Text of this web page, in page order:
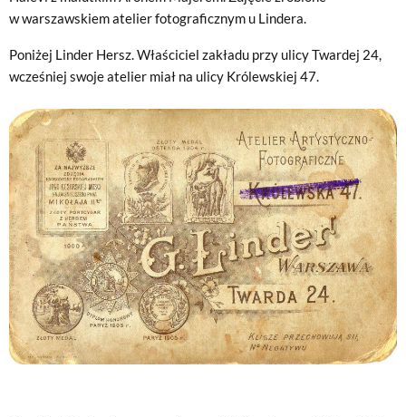
w warszawskiem atelier fotograficznym u Lindera.
Poniżej Linder Hersz. Właściciel zakładu przy ulicy Twardej 24,
wcześniej swoje atelier miał na ulicy Królewskiej 47.